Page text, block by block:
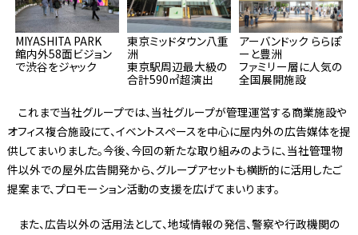
MIYASHITA PARK
館内外58面ビジョン
で渋谷をジャック
東京ミッドタウン八重
洲
東京駅周辺最大級の
合計590㎡超演出
アーバンドック ららぽ
ーと豊洲
ファミリー層に人気の
全国展開施設
これまで当社グループでは、当社グループが管理運営する商業施設や
オフィス複合施設にて、イベントスペースを中心に屋内外の広告媒体を提
供してまいりました。今後、今回の新たな取り組みのように、当社管理物
件以外での屋外広告開発から、グループアセットも横断的に活用したご
提案まで、プロモーション活動の支援を広げてまいります。
また、広告以外の活用法として、地域情報の発信、警察や行政機関の